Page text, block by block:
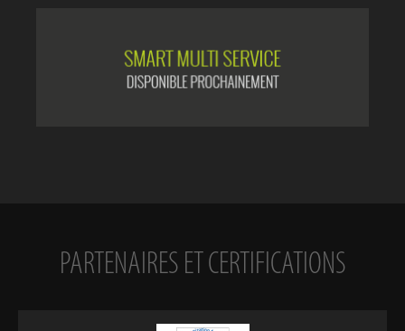
PARTENAIRES ET CERTIFICATIONS